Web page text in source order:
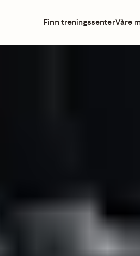
Finn treningssenterVåre